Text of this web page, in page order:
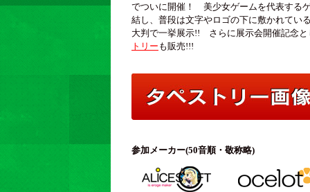
でついに開催！ 美少女ゲームを代表する
結し、普段は文字やロゴの下に敷かれてい
大判で一挙展示!! さらに展示会開催記念と
トリー も販売!!!
参加メーカー(50音順・敬称略)